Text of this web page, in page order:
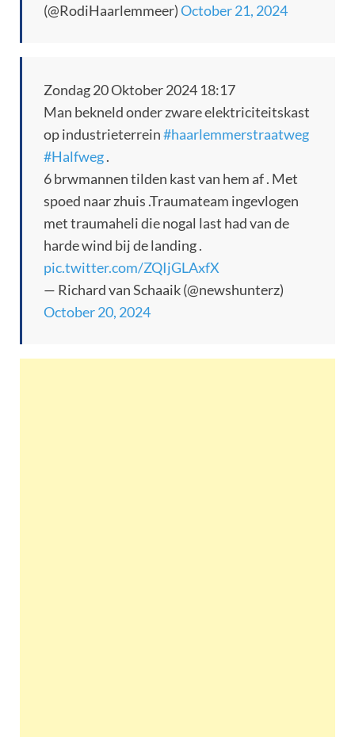
(@RodiHaarlemmeer)October 21, 2024
Zondag 20 Oktober 2024 18:17
Man bekneld onder zware elektriciteitskast
op industrieterrein#haarlemmerstraatweg
#Halfweg.
6 brwmannen tilden kast van hem af . Met
spoed naar zhuis .Traumateam ingevlogen
met traumaheli die nogal last had van de
harde wind bij de landing .
pic.twitter.com/ZQIjGLAxfX
— Richard van Schaaik (@newshunterz)
October 20, 2024